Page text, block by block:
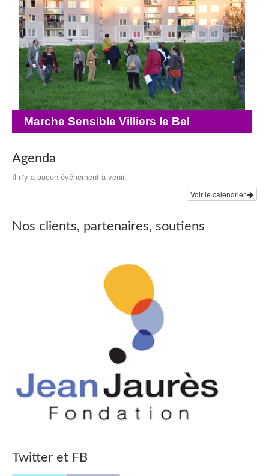
Marche Sensible Villiers le Bel
Agenda
Il n'y a aucun événement à venir.
Voir le calendrier
Nos clients, partenaires, soutiens
Twitter et FB